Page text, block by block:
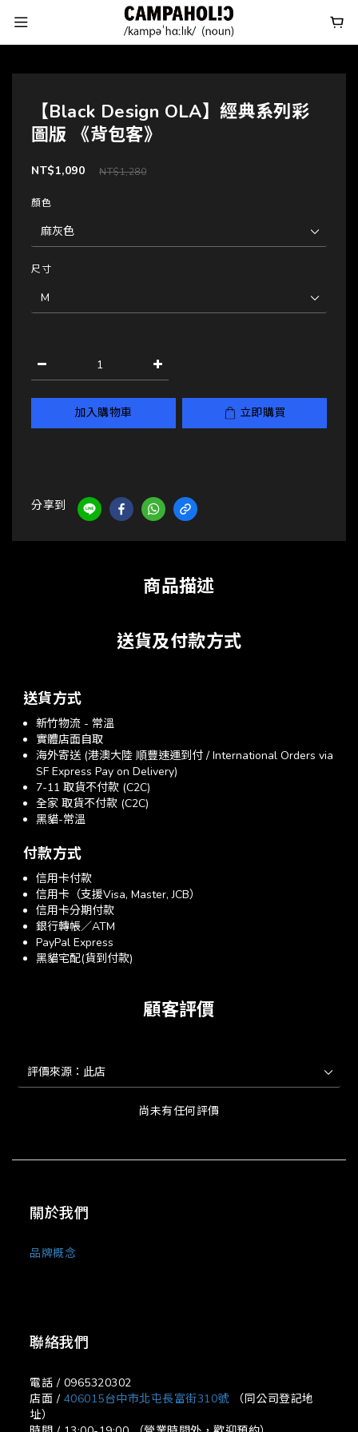
【Black Design OLA】經典系列彩
圖版 《背包客》
NT$1,280
NT$1,090
顏色
尺寸
加入購物車 立即購買
分享到
商品描述
送貨及付款方式
送貨方式
新竹物流 - 常溫
實體店面自取
海外寄送 (港澳大陸 順豐速運到付 / International Orders via
SF Express Pay on Delivery)
7-11 取貨不付款 (C2C)
全家 取貨不付款 (C2C)
黑貓-常溫
付款方式
信用卡付款
信用卡（支援Visa, Master, JCB）
信用卡分期付款
銀行轉帳／ATM
PayPal Express
黑貓宅配(貨到付款)
顧客評價
尚未有任何評價
關於我們
品牌概念
聯絡我們
電話 / 0965320302
店面 / 406015台中市北屯長富街310號（同公司登記地
址）